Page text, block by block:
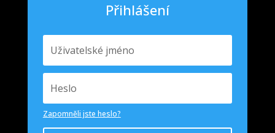
Přihlášení
Zapomněli jste heslo?